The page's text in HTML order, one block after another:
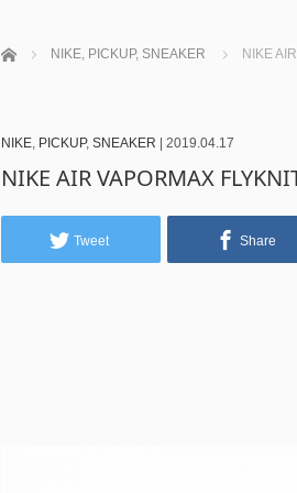
ホーム NIKE, PICKUP, SNEAKER NIKE
NIKE, PICKUP, SNEAKER 2019.04.17
NIKE AIR VAPORMAX
Tweet Share